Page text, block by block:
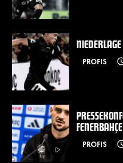
PROFIS
PROFIS